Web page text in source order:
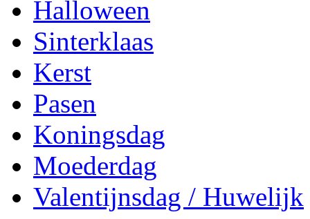
Halloween
Sinterklaas
Kerst
Pasen
Koningsdag
Moederdag
Valentijnsdag / Huwelijk